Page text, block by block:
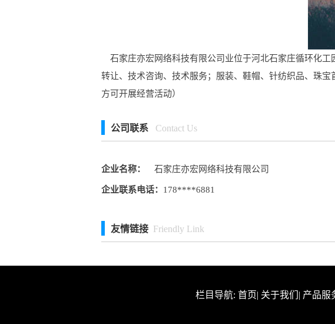
石家庄亦宏网络科技有限公司业位于河北石家庄循环化工
转让、技术咨询、技术服务；服装、鞋帽、针纺织品、珠
方可开展经营活动）
公司联系 Contact Us
企业名称： 石家庄亦宏网络科技有限公司
企业联系电话： 178****6881
友情链接 Friendly Link
栏目导航: 首页| 关于我们 | 产品服